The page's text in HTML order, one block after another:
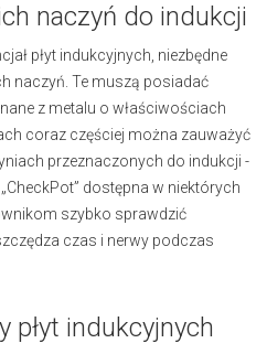
naczyń do indukcji
płyt indukcyjnych, niezbędne
naczyń. Te muszą posiadać
z metalu o właściwościach
coraz częściej można zauważyć
przeznaczonych do indukcji -
dostępna w niektórych
szybko sprawdzić
czas i nerwy podczas
płyt indukcyjnych